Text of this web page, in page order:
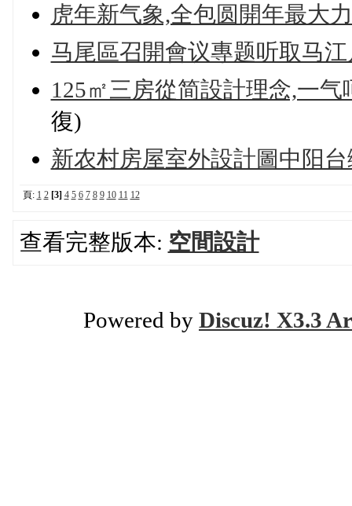
虎年新气象,全包圆開年最大
马尾區召開會议專题听取马
125㎡三房從简設計理念,一
復)
新农村房屋室外設計圖中阳
頁: 1 2 [3] 4 5 6 7 8 9 10 11 12
查看完整版本: 空間設計
Powered by Discuz! X3.3